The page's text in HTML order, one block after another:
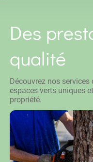
Des
qualité
Découvrez nos
espaces verts uniques
propriété.